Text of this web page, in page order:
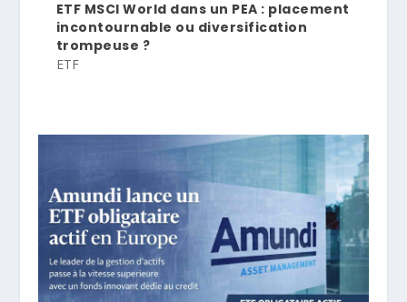
ETF MSCI World dans un PEA : placement
incontournable ou diversification
trompeuse ?
ETF